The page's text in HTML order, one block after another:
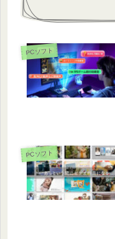
PCソフト
PCソフト